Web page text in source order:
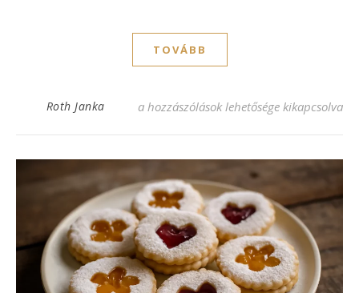
TOVÁBB
Roth Janka Omlós vaníliás kifli recept, ami elvarázsol!
a hozzászólások lehetősége kikapcsolva